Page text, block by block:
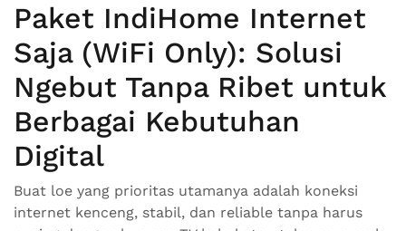
Paket IndiHome Internet
Saja (WiFi Only): Solusi
Ngebut Tanpa Ribet untuk
Berbagai Kebutuhan
Digital
Buat loe yang prioritas utamanya adalah koneksi
internet kenceng, stabil, dan reliable tanpa harus